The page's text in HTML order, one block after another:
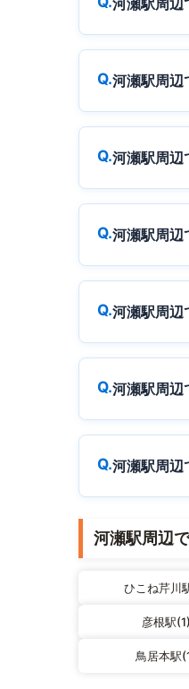
河瀬駅周辺
河瀬駅周辺
河瀬駅周辺
河瀬駅周辺
河瀬駅周辺
河瀬駅周辺
河瀬駅周辺
河瀬駅周辺
ひこね芹川
彦根駅(1)
鳥居本駅